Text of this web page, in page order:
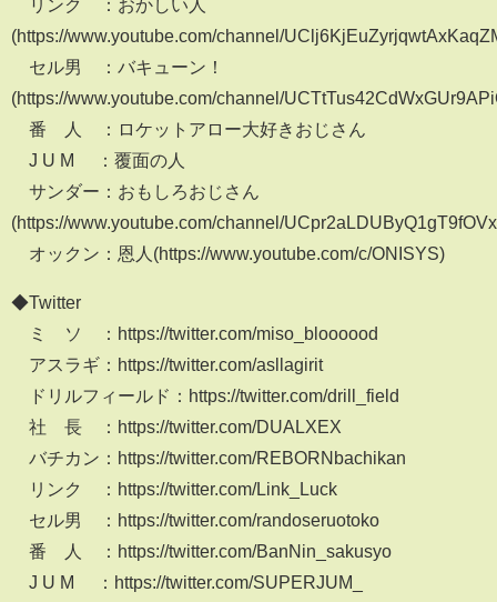
リンク ：おかしい人
(https://www.youtube.com/channel/
セル男 ：バキューン！
(https://www.youtube.com/channel/
番 人 ：ロケットアロー大好きおじさん
J U M ：覆面の人
サンダー：おもしろおじさん
(https://www.youtube.com/channel/
オックン：恩人(https://www.youtube.com/c/ONISYS)
◆Twitter
ミ ソ ：https://twitter.com/miso_bloooood
アスラギ：https://twitter.com/asllagirit
ドリルフィールド：https://twitter.com/drill_field
社 長 ：https://twitter.com/DUALXEX
バチカン：https://twitter.com/REBORNbachikan
リンク ：https://twitter.com/Link_Luck
セル男 ：https://twitter.com/randoseruotoko
番 人 ：https://twitter.com/BanNin_sakusyo
J U M ：https://twitter.com/SUPERJUM_